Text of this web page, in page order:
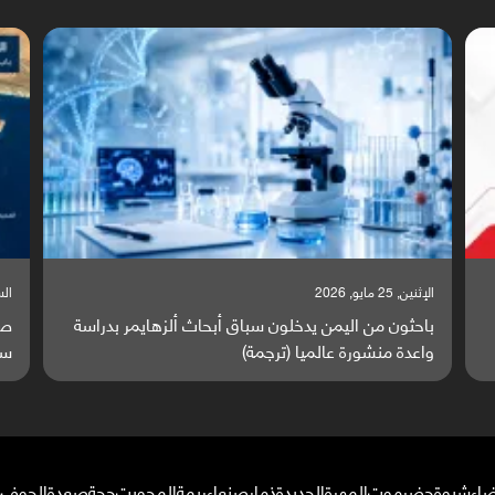
السبت, 23 مايو, 2026
صراع دولي يتصاعد قرب اليمن والبحر الأحمر يتحول إلى
ساحة مواجهة عالمية (ترجمة)